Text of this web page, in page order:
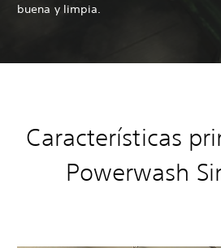
buena y limpia.
Características
Powerwash